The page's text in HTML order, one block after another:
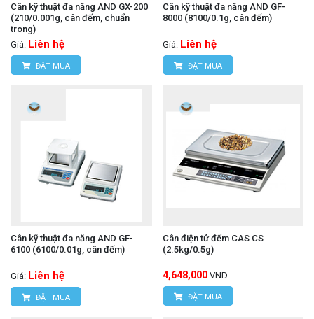
Cân kỹ thuật đa năng AND GX-200
(210/0.001g, cân đếm, chuẩn
trong)
Giá: Liên hệ
ĐẶT MUA
Cân kỹ thuật đa năng AND GF-
8000 (8100/0.1g, cân đếm)
Giá: Liên hệ
ĐẶT MUA
Cân kỹ thuật đa năng AND GF-
6100 (6100/0.01g, cân đếm)
Giá: Liên hệ
ĐẶT MUA
Cân điện tử đếm CAS CS
(2.5kg/0.5g)
4,648,000 VND
ĐẶT MUA